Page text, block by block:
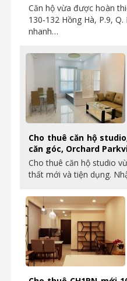
Căn hộ vừa được hoàn
130-132 Hồng Hà, P.9,
nhanh…
Cho thuê căn hộ
căn góc, Orchard
Cho thuê căn hộ studio
thất mới và tiện dụng.